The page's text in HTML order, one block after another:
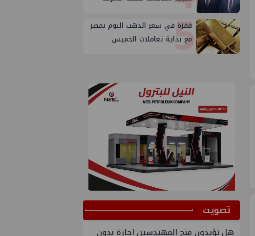
5
قفزة في سعر الذهب اليوم بمصر
مع بداية تعاملات الخميس
ﺗﺼﻮﻳﺖ
هل تؤيدون منح المهندسين اجازة بدون